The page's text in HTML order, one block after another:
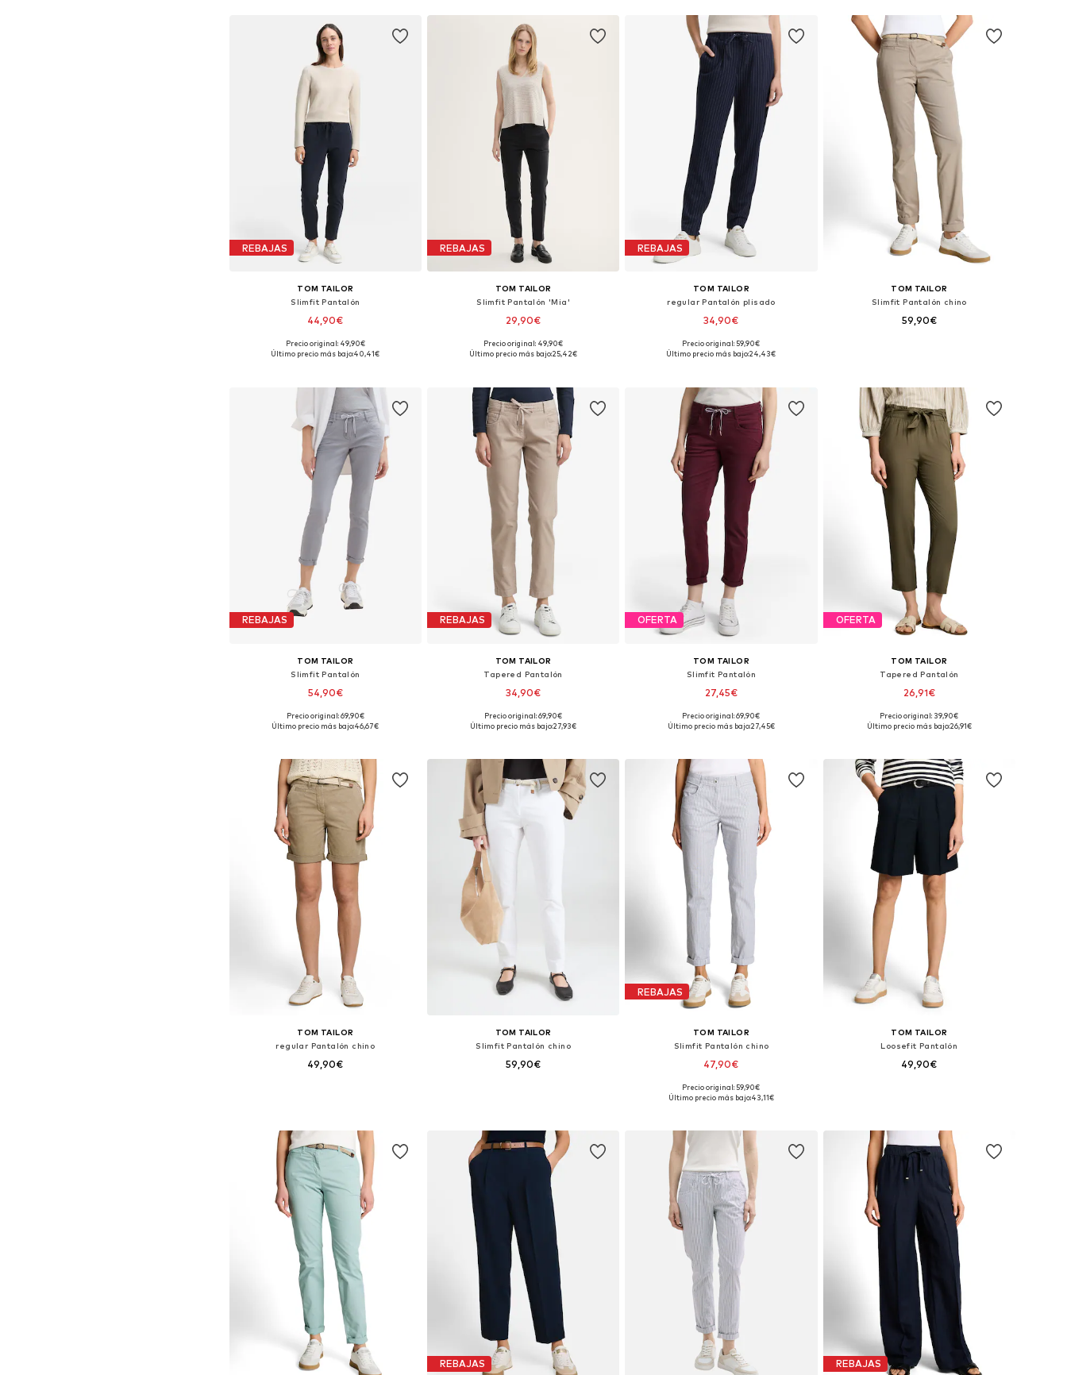
REBAJAS
TOM TAILOR
Slimfit Pantalón
44,90€
Precio original: 49,90€
Último precio más bajo:40,41€
REBAJAS
TOM TAILOR
Slimfit Pantalón 'Mia'
29,90€
Precio original: 49,90€
Último precio más bajo:25,42€
REBAJAS
TOM TAILOR
regular Pantalón plisado
34,90€
Precio original: 59,90€
Último precio más bajo:24,43€
TOM TAILOR
Slimfit Pantalón chino
59,90€
REBAJAS
TOM TAILOR
Slimfit Pantalón
54,90€
+9
Disponible en muchas tallas
Precio original: 69,90€
Último precio más bajo:46,67€
REBAJAS
TOM TAILOR
Tapered Pantalón
34,90€
Precio original: 69,90€
Último precio más bajo:27,93€
OFERTA
TOM TAILOR
Slimfit Pantalón
27,45€
+9
Precio original: 69,90€
Último precio más bajo:27,45€
OFERTA
TOM TAILOR
Tapered Pantalón
26,91€
Precio original: 39,90€
Último precio más bajo:26,91€
TOM TAILOR
regular Pantalón chino
49,90€
TOM TAILOR
Slimfit Pantalón chino
59,90€
REBAJAS
TOM TAILOR
Slimfit Pantalón chino
47,90€
Precio original: 59,90€
Último precio más bajo:43,11€
TOM TAILOR
Loosefit Pantalón
49,90€
REBAJAS REBAJAS